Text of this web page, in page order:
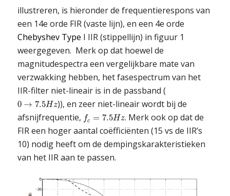
illustreren, is hieronder de frequentierespons van
een 14e orde FIR (vaste lijn), en een 4e orde
Chebyshev Type I IIR (stippellijn) in figuur 1
weergegeven. Merk op dat hoewel de
magnitudespectra een vergelijkbare mate van
verzwakking hebben, het fasespectrum van het
IIR-filter niet-lineair is in de passband (
0 → 7.5Hz)), en zeer niet-lineair wordt bij de
afsnijfrequentie, fc = 7.5Hz. Merk ook op dat de
FIR een hoger aantal coëfficiënten (15 vs de IIR’s
10) nodig heeft om de dempingskarakteristieken
van het IIR aan te passen.